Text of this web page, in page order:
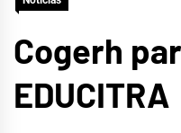
Cogerh
EDUCITRA